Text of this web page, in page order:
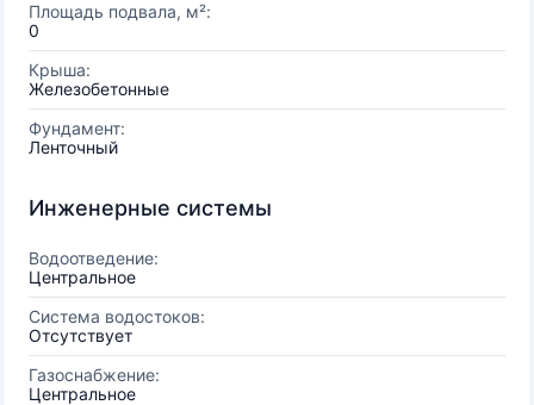
Площадь подвала, м²:
0
Крыша:
Железобетонные
Фундамент:
Ленточный
Инженерные системы
Водоотведение:
Центральное
Система водостоков:
Отсутствует
Газоснабжение:
Центральное